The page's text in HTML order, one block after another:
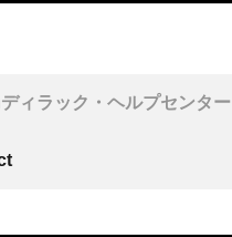
ディラック・ヘルプセンター